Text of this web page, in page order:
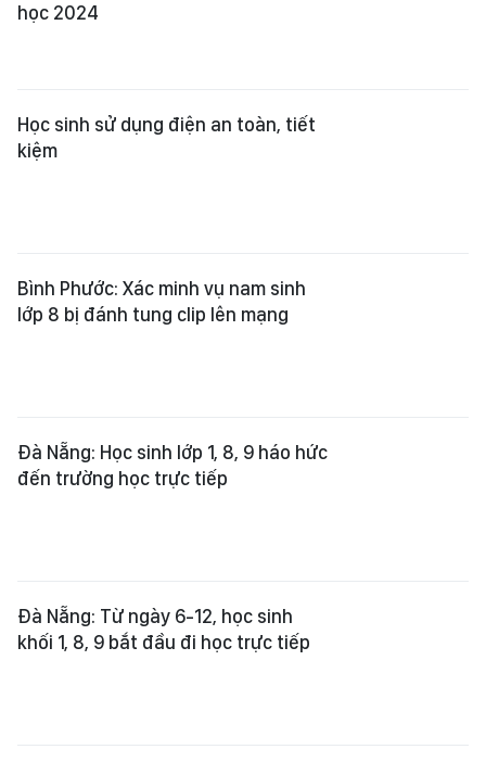
học 2024
Học sinh sử dụng điện an toàn, tiết
kiệm
Bình Phước: Xác minh vụ nam sinh
lớp 8 bị đánh tung clip lên mạng
Đà Nẵng: Học sinh lớp 1, 8, 9 háo hức
đến trường học trực tiếp
Đà Nẵng: Từ ngày 6-12, học sinh
khối 1, 8, 9 bắt đầu đi học trực tiếp